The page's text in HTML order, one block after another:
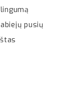
pusių